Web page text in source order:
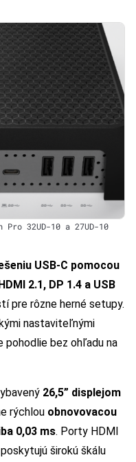
32UD-10 a 27UD-10
USB-C pomocou
2.1, DP 1.4 a USB
pre rôzne herné setupy.
nastaviteľnými
pohodlie bez ohľadu na
26,5” displejom
rýchlou obnovovacou
0,03 ms. Porty HDMI
širokú škálu